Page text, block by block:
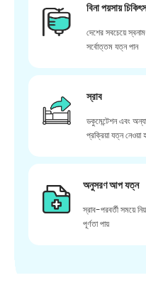
বিনা পয়সায়
দেশের সবচেয়ে
সর্বোত্তম যত্ন পান
স্রাব
ডকুমেন্টেশন এবং
প্রক্রিয়া যত্ন নেওয়া
অনুসরণ আপ যত্ন
স্রাব-পরবর্তী সময়ে
পূর্ণতা পায়